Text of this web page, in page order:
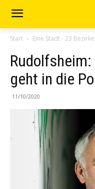
Start Eine Stadt - 23 Bezirke
geht in die
11/10/2020